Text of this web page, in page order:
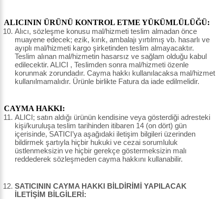
ALICININ ÜRÜNÜ KONTROL ETME YÜKÜMLÜLÜĞÜ:
Alıcı, sözleşme konusu mal/hizmeti teslim almadan önce
muayene edecek; ezik, kırık, ambalajı yırtılmış vb. hasarlı ve
ayıplı mal/hizmeti kargo şirketinden teslim almayacaktır.
Teslim alınan mal/hizmetin hasarsız ve sağlam olduğu kabul
edilecektir. ALICI , Teslimden sonra mal/hizmeti özenle
korunmak zorundadır. Cayma hakkı kullanılacaksa mal/hizmet
kullanılmamalıdır. Ürünle birlikte Fatura da iade edilmelidir.
CAYMA HAKKI:
ALICI; satın aldığı ürünün kendisine veya gösterdiği adresteki
kişi/kuruluşa teslim tarihinden itibaren 14 (on dört) gün
içerisinde, SATICI’ya aşağıdaki iletişim bilgileri üzerinden
bildirmek şartıyla hiçbir hukuki ve cezai sorumluluk
üstlenmeksizin ve hiçbir gerekçe göstermeksizin malı
reddederek sözleşmeden cayma hakkını kullanabilir.
SATICININ CAYMA HAKKI BİLDİRİMİ YAPILACAK
İLETİŞİM BİLGİLERİ: